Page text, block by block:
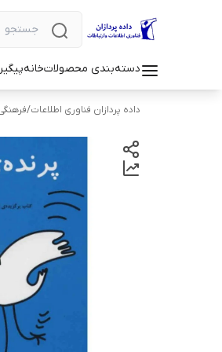
دسته‌بندی محصولاتخانه
داده پردازان فناوری اطلاعات/